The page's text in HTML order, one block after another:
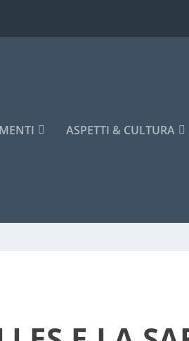
ASPETTI & CULTURA